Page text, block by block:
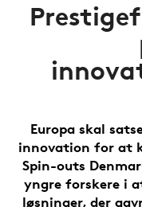
Europa skal
innovation for at
Spin-outs
yngre forskere i
løsninger, der